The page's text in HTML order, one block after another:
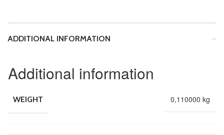
ADDITIONAL INFORMATION
Additional information
WEIGHT 0,110000 kg